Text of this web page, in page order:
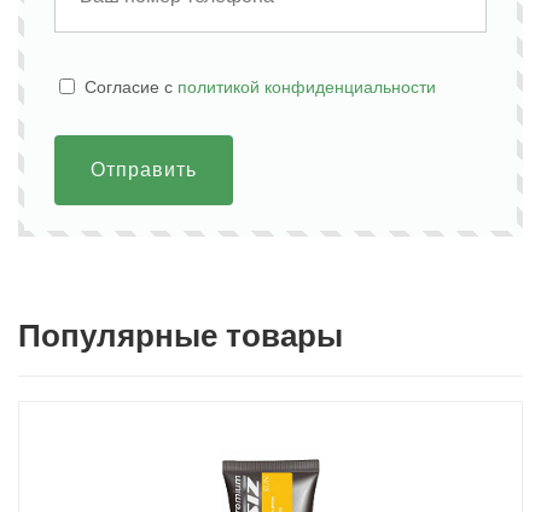
Cогласие с политикой конфиденциальности
Отправить
Популярные товары